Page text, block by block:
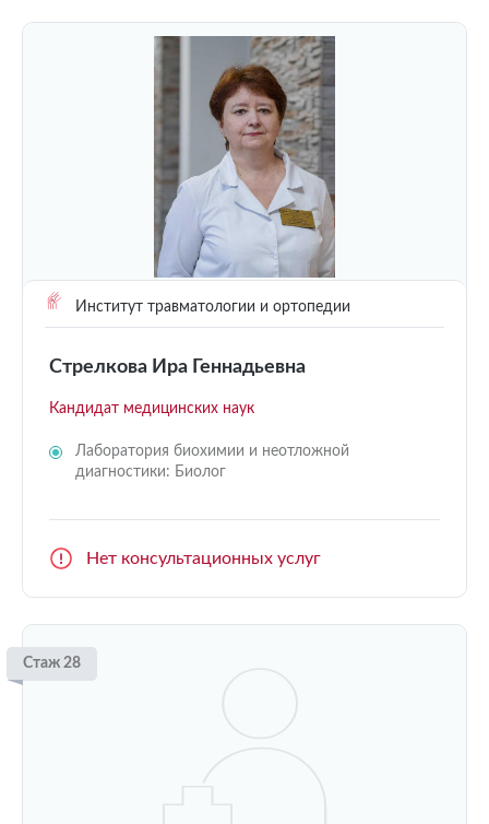
Институт травматологии и ортопедии
Стрелкова Ира Геннадьевна
Кандидат медицинских наук
Лаборатория биохимии и неотложной
диагностики: Биолог
Нет консультационных услуг
Стаж 28